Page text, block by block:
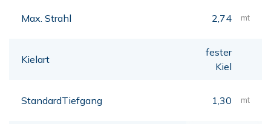
Max. Strahl 2,74 mt
Kielart
fester
Kiel
StandardTiefgang 1,30 mt